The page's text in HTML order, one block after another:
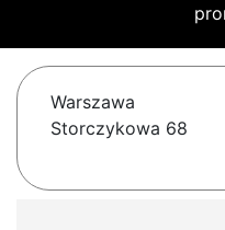
Warszawa
Storczykowa 68